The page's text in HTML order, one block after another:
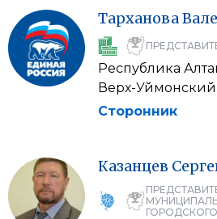
Тарханова
Республика
Верх-
Сторонник
Казанцев